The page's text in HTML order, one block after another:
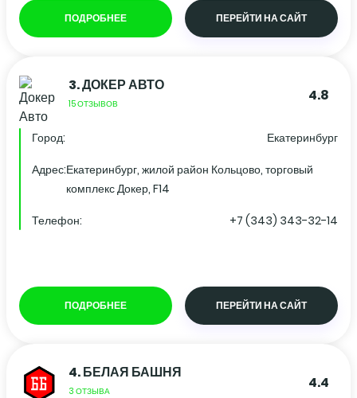
ПОДРОБНЕЕ ПЕРЕЙТИ НА САЙТ
3.ДОКЕР АВТО
15 ОТЗЫВОВ 4.8
Город:
Екатеринбург
Адрес:Екатеринбург, жилой район Кольцово, торговый
комплекс Докер, F14
Телефон:
+7 (343) 343-32-14
ПОДРОБНЕЕ ПЕРЕЙТИ НА САЙТ
4.БЕЛАЯ БАШНЯ
3 ОТЗЫВА 4.4